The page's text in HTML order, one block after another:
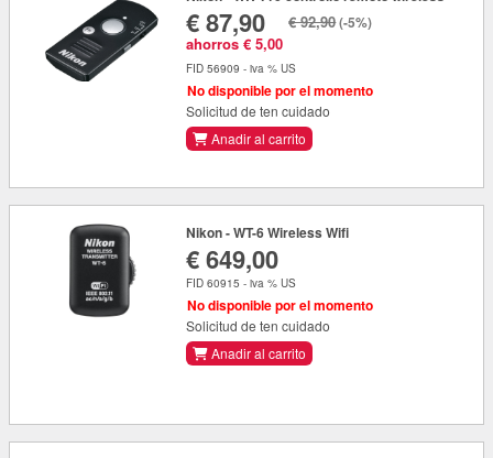
€ 87,90
ahorros € 5,00
€ 92,90(-5%)
FID 56909 - iva % US
No disponible por el momento
Solicitud de ten cuidado
Anadir al carrito
Nikon - WT-6 Wireless Wifi
€ 649,00
FID 60915 - iva % US
No disponible por el momento
Solicitud de ten cuidado
Anadir al carrito